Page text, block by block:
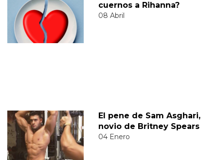
cuernos a Rihanna?
08 Abril
El pene de Sam Asghari,
novio de Britney Spears
04 Enero